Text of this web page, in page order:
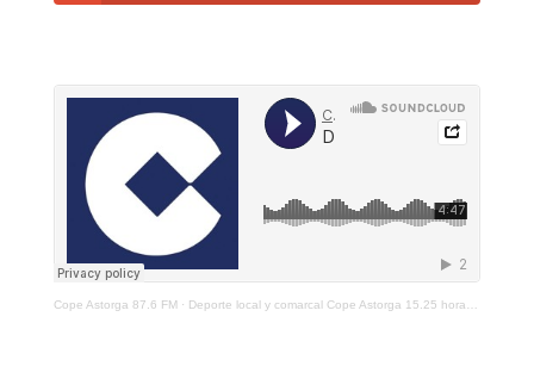
Cope Astorga 87.6 FM· Deporte local y comarcal Cope Astorga 15.25 horas 3 de marzo de 2021